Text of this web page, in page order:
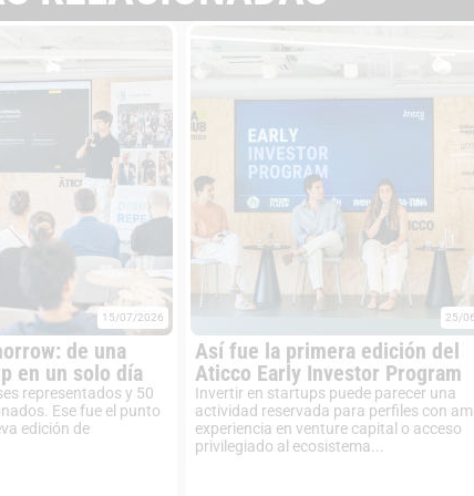
15/07/2026
de una
en un solo día
representados y 50
Ese fue el punto
edición de
25/
Así fue la primera edición del
Aticco Early Investor Program
Invertir en startups puede parecer una
actividad reservada para perfiles con
experiencia en venture capital o acceso
privilegiado al ecosistema...